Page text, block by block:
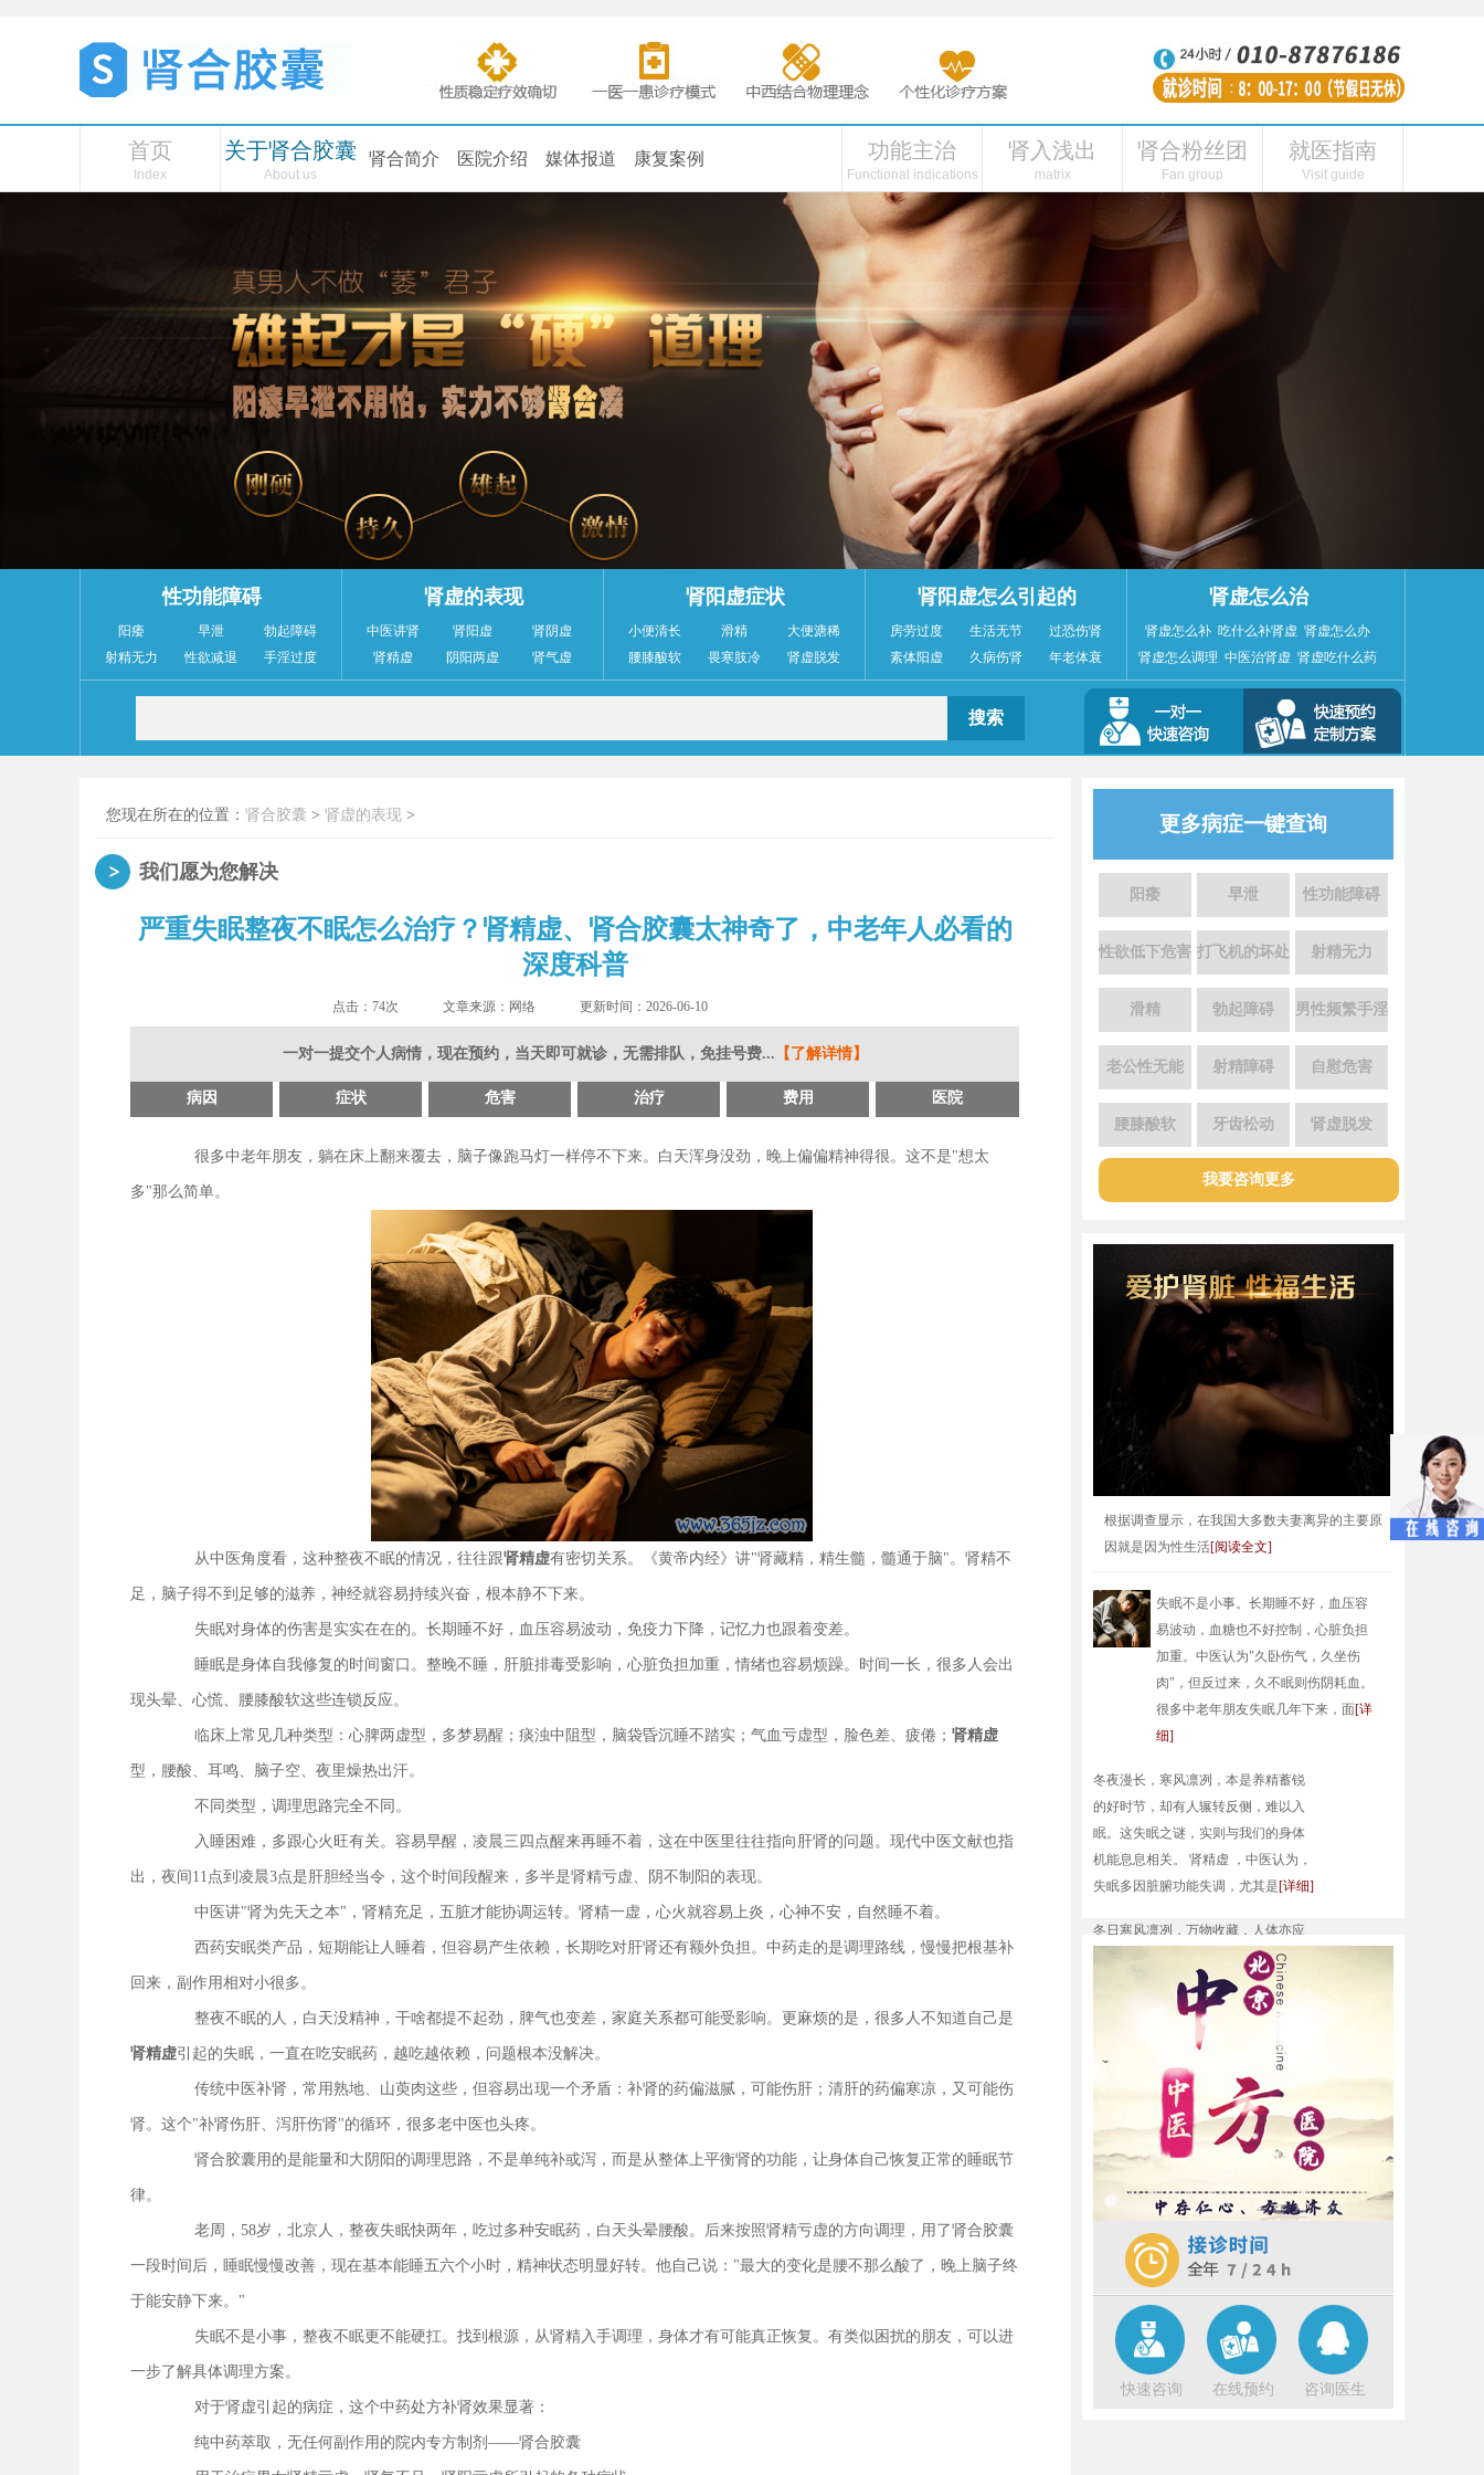
首页
Index
关于肾合胶囊
About us
肾合简介 医院介绍 媒体报道 康复案例 功能主治
Functional indications
性功能障碍 肾虚的表现 肾阳虚症状 肾阳虚怎么引起的
肾入浅出
matrix
肾合内刊 肾合头条 肾合视频
肾合粉丝团
Fan group
连线主播 粉丝福利
就医指南
Visit guide
性功能障碍
阳痿 早泄
勃起障碍
射精无力
性欲减退 手淫过度
肾虚的表现
中医讲肾 肾阳虚
肾阴虚
肾精虚
阴阳两虚 肾气虚
肾阳虚症状
小便清长 滑精
大便溏稀
腰膝酸软
畏寒肢冷 肾虚脱发
肾阳虚怎么引起的
房劳过度 生活无节
过恐伤肾
素体阳虚
久病伤肾 年老体衰
肾虚怎么治
肾虚怎么补 吃什么补肾虚 肾虚怎么办
肾虚怎么调理 中医治肾虚 肾虚吃什么药
您现在所在的位置： 肾合胶囊 > 肾虚的表现 >
我们愿为您解决
严重失眠整夜不眠怎么治疗？肾精虚、肾合胶囊太神奇了，中老年人必看的
深度科普
点击： 74次 文章来源：网络 更新时间：2026-06-10
一对一提交个人病情，现在预约，当天即可就诊，无需排队，免挂号费... 【了解详情】
病因 症状 危害 治疗 费用 医院
很多中老年朋友，躺在床上翻来覆去，脑子像跑马灯一样停不下来。白天浑身没劲，晚上偏偏精神得很。这不是"想太
多"那么简单。
从中医角度看，这种整夜不眠的情况，往往跟肾精虚有密切关系。《黄帝内经》讲"肾藏精，精生髓，髓通于脑"。肾精不
足，脑子得不到足够的滋养，神经就容易持续兴奋，根本静不下来。
失眠对身体的伤害是实实在在的。长期睡不好，血压容易波动，免疫力下降，记忆力也跟着变差。
睡眠是身体自我修复的时间窗口。整晚不睡，肝脏排毒受影响，心脏负担加重，情绪也容易烦躁。时间一长，很多人会出
现头晕、心慌、腰膝酸软这些连锁反应。
临床上常见几种类型：心脾两虚型，多梦易醒；痰浊中阻型，脑袋昏沉睡不踏实；气血亏虚型，脸色差、疲倦； 肾精虚
型，腰酸、耳鸣、脑子空、夜里燥热出汗。
不同类型，调理思路完全不同。
入睡困难，多跟心火旺有关。容易早醒，凌晨三四点醒来再睡不着，这在中医里往往指向肝肾的问题。现代中医文献也指
出，夜间11点到凌晨3点是肝胆经当令，这个时间段醒来，多半是肾精亏虚、阴不制阳的表现。
中医讲"肾为先天之本"，肾精充足，五脏才能协调运转。肾精一虚，心火就容易上炎，心神不安，自然睡不着。
西药安眠类产品，短期能让人睡着，但容易产生依赖，长期吃对肝肾还有额外负担。中药走的是调理路线，慢慢把根基补
回来，副作用相对小很多。
整夜不眠的人，白天没精神，干啥都提不起劲，脾气也变差，家庭关系都可能受影响。更麻烦的是，很多人不知道自己是
肾精虚引起的失眠，一直在吃安眠药，越吃越依赖，问题根本没解决。
传统中医补肾，常用熟地、山萸肉这些，但容易出现一个矛盾：补肾的药偏滋腻，可能伤肝；清肝的药偏寒凉，又可能伤
肾。这个"补肾伤肝、泻肝伤肾"的循环，很多老中医也头疼。
肾合胶囊用的是能量和大阴阳的调理思路，不是单纯补或泻，而是从整体上平衡肾的功能，让身体自己恢复正常的睡眠节
律。
老周，58岁，北京人，整夜失眠快两年，吃过多种安眠药，白天头晕腰酸。后来按照肾精亏虚的方向调理，用了肾合胶囊
一段时间后，睡眠慢慢改善，现在基本能睡五六个小时，精神状态明显好转。他自己说："最大的变化是腰不那么酸了，晚上脑子终
于能安静下来。"
失眠不是小事，整夜不眠更不能硬扛。找到根源，从肾精入手调理，身体才有可能真正恢复。有类似困扰的朋友，可以进
一步了解具体调理方案。
对于肾虚引起的病症，这个中药处方补肾效果显著：
纯中药萃取，无任何副作用的院内专方制剂——肾合胶囊
更多病症一键查询
阳痿 早泄 性功能障碍
性欲低下危害 打飞机的坏处 射精无力
滑精 勃起障碍 男性频繁手淫
老公性无能 射精障碍 自慰危害
腰膝酸软 牙齿松动 肾虚脱发
我要咨询更多
根据调查显示，在我国大多数夫妻离异的主要原
因就是因为性生活[阅读全文]
失眠不是小事。长期睡不好，血压容
易波动，血糖也不好控制，心脏负担
加重。中医认为"久卧伤气，久坐伤
肉"，但反过来，久不眠则伤阴耗血。
很多中老年朋友失眠几年下来，面[详
细]
冬夜漫长，寒风凛冽，本是养精蓄锐
的好时节，却有人辗转反侧，难以入
眠。这失眠之谜，实则与我们的身体
机能息息相关。 肾精虚 ，中医认为，
失眠多因脏腑功能失调，尤其是[详细]
冬日寒风凛冽，万物收藏，人体亦应
遵循自然规律，养阴固阳。 肾精虚 ，
然而，不少中老年朋友却饱受失眠之
苦，夜不能寐，日不能安。这背后，
隐藏着怎样的身体秘密？失眠，
冬日寒风凛冽，夜长昼短，本是养精
蓄锐的好时节，却有不少中老年人饱
受失眠之苦。失眠，仿佛身体内的“夜
灯”失去了控制，无论夜晚多么宁静，
这盏灯却始终亮着，让人辗转反
快速咨询 在线预约 咨询医生